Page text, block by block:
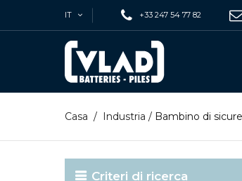
IT +33 247 54 77 82
Casa / Industria / Bambino di
Criteri di ricerca